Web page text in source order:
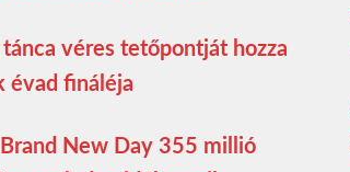
véres tetőpontját hozza
évad fináléja
New Day 355 millió